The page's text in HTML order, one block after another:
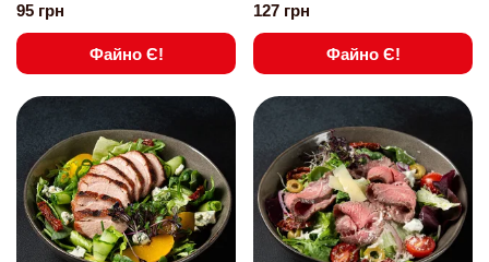
95 грн
Файно Є!
127 грн
Файно Є!